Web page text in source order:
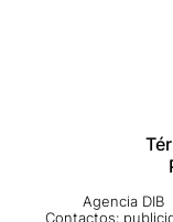
Agencia DIB
Contactos: